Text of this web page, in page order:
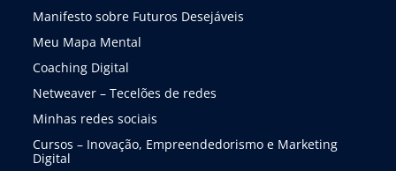
Manifesto sobre Futuros Desejáveis
Meu Mapa Mental
Coaching Digital
Netweaver – Tecelões de redes
Minhas redes sociais
Cursos – Inovação, Empreendedorismo e Marketing
Digital